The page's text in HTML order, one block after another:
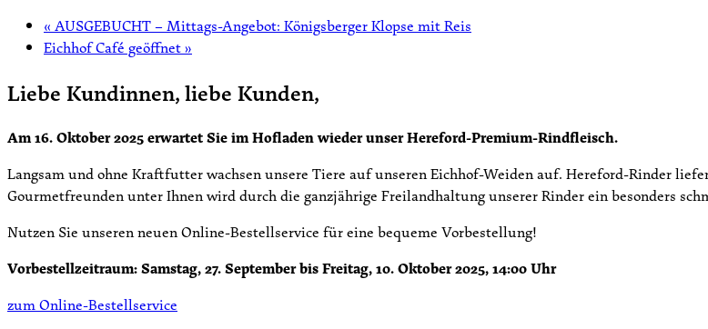
« AUSGEBUCHT – Mittags-Angebot: Königsberger Klopse mit Reis
Eichhof Café geöffnet»
Liebe Kundinnen, liebe Kunden,
Am 16. Oktober 2025 erwartet Sie im Hofladen wieder unser Hereford-Premium-Rindfleisch.
Langsam und ohne Kraftfutter wachsen unsere Tiere auf unseren Eichhof-Weiden auf. Hereford-Rinder
Gourmetfreunden unter Ihnen wird durch die ganzjährige Freilandhaltung unserer Rinder ein besonders
Nutzen Sie unseren neuen Online-Bestellservice für eine bequeme Vorbestellung!
Vorbestellzeitraum: Samstag, 27. September bis Freitag, 10. Oktober 2025, 14:00 Uhr
zum Online-Bestellservice